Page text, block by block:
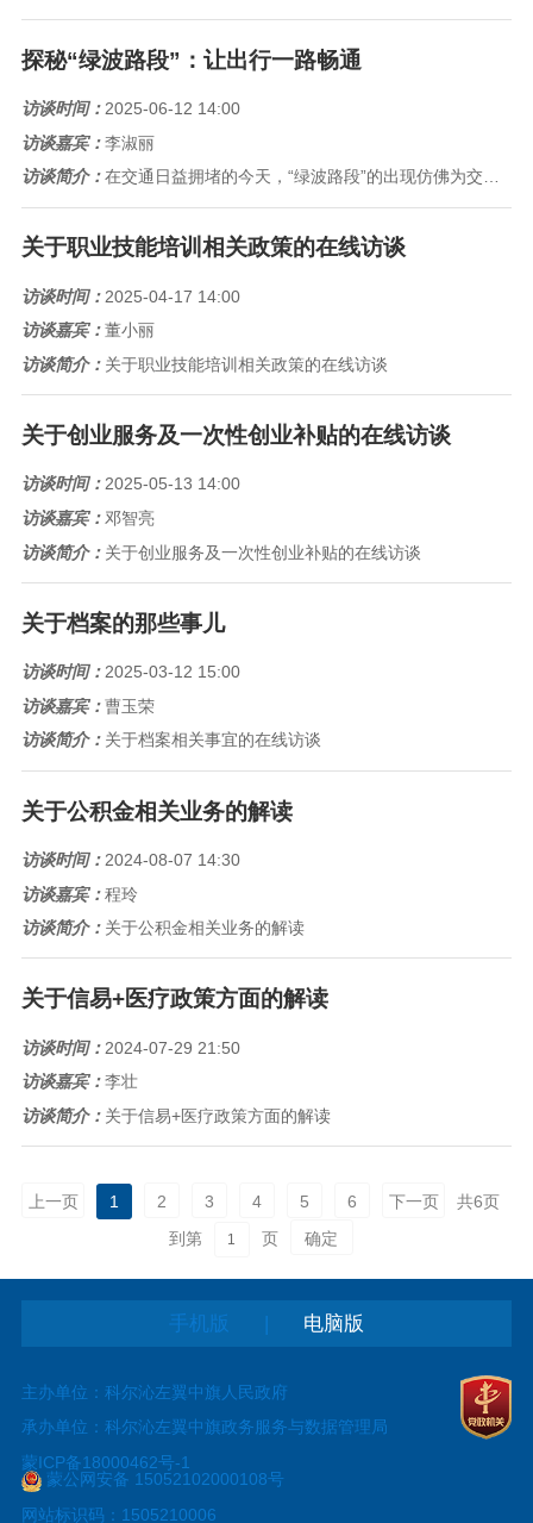
探秘“绿波路段”：让出行一路畅通
访谈时间： 2025-06-12 14:00
访谈嘉宾：李淑丽
访谈简介：在交通日益拥堵的今天，“绿波路段”的出现仿佛为交通注入了一剂强心针，让许多车主体验到了一路绿灯的畅快。近日，我们就“绿波...
关于职业技能培训相关政策的在线访谈
访谈时间： 2025-04-17 14:00
访谈嘉宾：董小丽
访谈简介： 关于职业技能培训相关政策的在线访谈
关于创业服务及一次性创业补贴的在线访谈
访谈时间：2025-05-13 14:00
访谈嘉宾： 邓智亮
访谈简介： 关于创业服务及一次性创业补贴的在线访谈
关于档案的那些事儿
访谈时间： 2025-03-12 15:00
访谈嘉宾：曹玉荣
访谈简介： 关于档案相关事宜的在线访谈
关于公积金相关业务的解读
访谈时间： 2024-08-07 14:30
访谈嘉宾：程玲
访谈简介： 关于公积金相关业务的解读
关于信易+医疗政策方面的解读
访谈时间： 2024-07-29 21:50
访谈嘉宾：李壮
访谈简介： 关于信易+医疗政策方面的解读
上一页 1 2 3 4 5 6 下一页 共6页
到第
页 确定
手机版 | 电脑版
主办单位：科尔沁左翼中旗人民政府
承办单位：科尔沁左翼中旗政务服务与数据管理局
蒙ICP备18000462号-1
蒙公网安备 15052102000108号
网站标识码：1505210006